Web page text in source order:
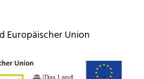
Europäischer Union